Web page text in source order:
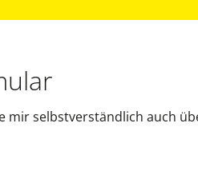
mir selbstverständlich auch